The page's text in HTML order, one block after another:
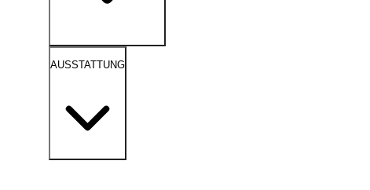
AUSSTATTUNG